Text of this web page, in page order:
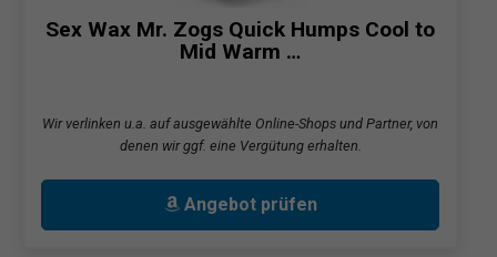
Sex Wax Mr. Zogs Quick Humps Cool to
Mid Warm …
Wir verlinken u.a. auf ausgewählte Online-Shops und Partner, von
denen wir ggf. eine Vergütung erhalten.
Angebot prüfen